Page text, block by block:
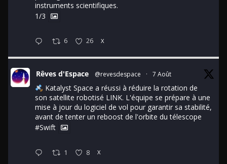
instruments scientifiques.
1/3
6 26 X
Rêves d'Espace @revesdespace · 7 Août
Katalyst Space a réussi à réduire la rotation de
son satellite robotisé LINK. L'équipe se prépare à une
mise à jour du logiciel de vol pour garantir sa stabilité,
avant de tenter un reboost de l'orbite du télescope
#Swift
1 8 X